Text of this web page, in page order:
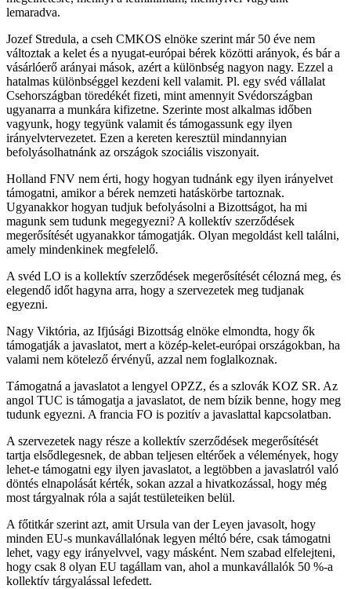
lemaradva.
Jozef Stredula, a cseh CMKOS elnöke szerint már 50 éve nem
változtak a kelet és a nyugat-európai bérek közötti arányok, és bár a
vásárlóerő arányai mások, azért a különbség nagyon nagy. Ezzel a
hatalmas különbséggel kezdeni kell valamit. Pl. egy svéd vállalat
Csehországban töredékét fizeti, mint amennyit Svédországban
ugyanarra a munkára kifizetne. Szerinte most alkalmas időben
vagyunk, hogy tegyünk valamit és támogassunk egy ilyen
irányelvtervezetet. Ezen a kereten keresztül mindannyian
befolyásolhatnánk az országok szociális viszonyait.
Holland FNV nem érti, hogy hogyan tudnánk egy ilyen irányelvet
támogatni, amikor a bérek nemzeti hatáskörbe tartoznak.
Ugyanakkor hogyan tudjuk befolyásolni a Bizottságot, ha mi
magunk sem tudunk megegyezni? A kollektív szerződések
megerősítését ugyanakkor támogatják. Olyan megoldást kell találni,
amely mindenkinek megfelelő.
A svéd LO is a kollektív szerződések megerősítését célozná meg, és
elegendő időt hagyna arra, hogy a szervezetek meg tudjanak
egyezni.
Nagy Viktória, az Ifjúsági Bizottság elnöke elmondta, hogy ők
támogatják a javaslatot, mert a közép-kelet-európai országokban, ha
valami nem kötelező érvényű, azzal nem foglalkoznak.
Támogatná a javaslatot a lengyel OPZZ, és a szlovák KOZ SR. Az
angol TUC is támogatja a javaslatot, de nem bízik benne, hogy meg
tudunk egyezni. A francia FO is pozitív a javaslattal kapcsolatban.
A szervezetek nagy része a kollektív szerződések megerősítését
tartja elsődlegesnek, de abban teljesen eltérőek a vélemények, hogy
lehet-e támogatni egy ilyen javaslatot, a legtöbben a javaslatról való
döntés elnapolását kérték, sokan azzal a hivatkozással, hogy még
most tárgyalnak róla a saját testületeiken belül.
A főtitkár szerint azt, amit Ursula van der Leyen javasolt, hogy
minden EU-s munkavállalónak legyen méltó bére, csak támogatni
lehet, vagy egy irányelvvel, vagy másként. Nem szabad elfelejteni,
hogy csak 8 olyan EU tagállam van, ahol a munkavállalók 50 %-a
kollektív tárgyalással lefedett.